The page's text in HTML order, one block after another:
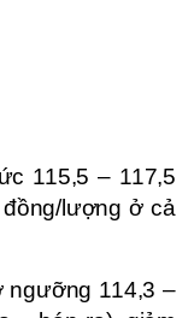
115,5 – 117,5
lượng ở cả
ngưỡng 114,3 –